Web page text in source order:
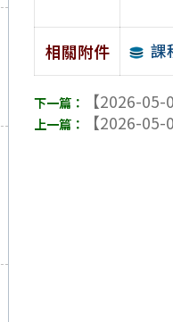
相關附件 課
【2026-05-
【2026-05-